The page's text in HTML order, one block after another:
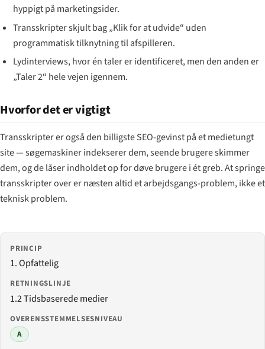
hyppigt på marketingsider.
Transskripter skjult bag „Klik for at udvide“ uden
programmatisk tilknytning til afspilleren.
Lydinterviews, hvor én taler er identificeret, men den anden er
„Taler 2“ hele vejen igennem.
Hvorfor det er vigtigt
Transskripter er også den billigste SEO-gevinst på et medietungt
site — søgemaskiner indekserer dem, seende brugere skimmer
dem, og de låser indholdet op for døve brugere i ét greb. At springe
transskripter over er næsten altid et arbejdsgangs-problem, ikke et
teknisk problem.
PRINCIP
1. Opfattelig
RETNINGSLINJE
1.2 Tidsbaserede medier
OVERENSSTEMMELSESNIVEAU
A